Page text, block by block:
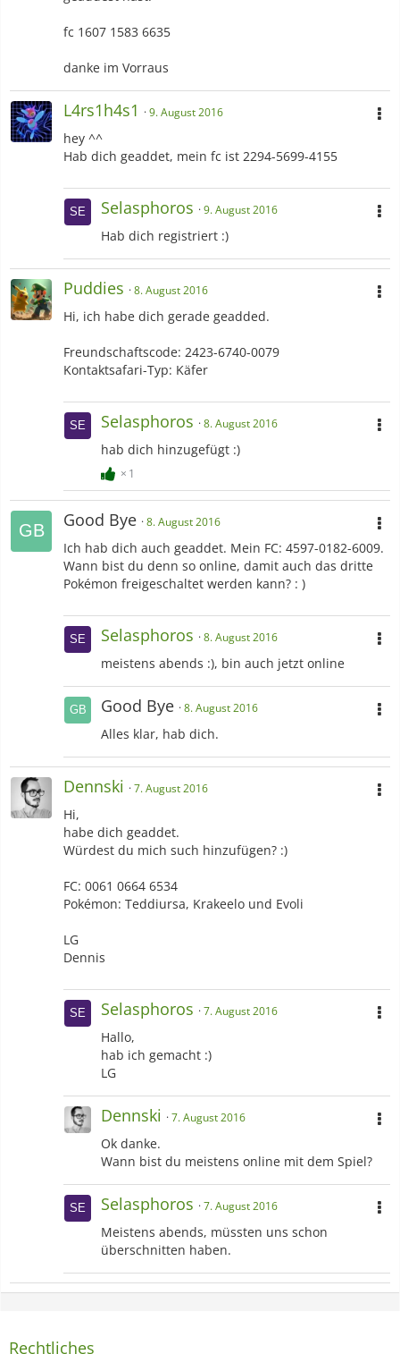
fc 1607 1583 6635
danke im Vorraus
L4rs1h4s1 9. August 2016
hey ^^
Hab dich geaddet, mein fc ist 2294-5699-4155
Selasphoros 9. August 2016
Hab dich registriert :)
Puddies 8. August 2016
Hi, ich habe dich gerade geadded.
Freundschaftscode: 2423-6740-0079
Kontaktsafari-Typ: Käfer
Selasphoros 8. August 2016
hab dich hinzugefügt :)
1
Good Bye 8. August 2016
Ich hab dich auch geaddet. Mein FC: 4597-0182-6009.
Wann bist du denn so online, damit auch das dritte
Pokémon freigeschaltet werden kann? : )
Selasphoros 8. August 2016
meistens abends :), bin auch jetzt online
Good Bye 8. August 2016
Alles klar, hab dich.
Dennski 7. August 2016
Hi,
habe dich geaddet.
Würdest du mich such hinzufügen? :)
FC: 0061 0664 6534
Pokémon: Teddiursa, Krakeelo und Evoli
LG
Dennis
Selasphoros 7. August 2016
Hallo,
hab ich gemacht :)
LG
Dennski 7. August 2016
Ok danke.
Wann bist du meistens online mit dem Spiel?
Selasphoros 7. August 2016
Meistens abends, müssten uns schon
überschnitten haben.
Rechtliches